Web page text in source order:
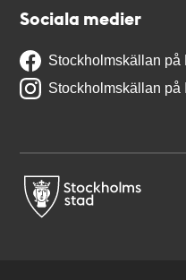
Sociala medier
Stockholmskällan på
Stockholmskällan på